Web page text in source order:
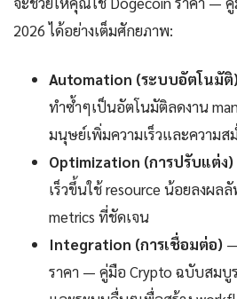
2026 ได้อย่างเต็มศักยภาพ:
Automation (ระบบอัตโนมัติ)
ทำซ้ำๆเป็นอัตโนมัติลดงาน
มนุษย์เพิ่มความเร็วและความส
Optimization (การปรับแต่ง)
เร็วขึ้นใช้ resource น้อยลงผล
metrics ที่ชัดเจน
Integration (การเชื่อมต่อ)
ราคา — คู่มือ Crypto ฉบับสมบู